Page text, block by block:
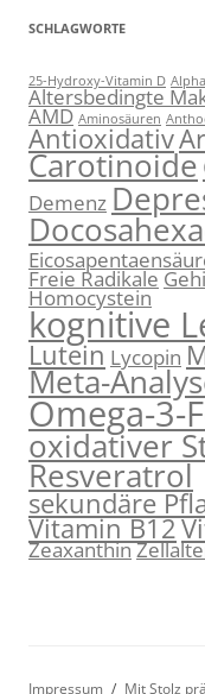
SCHLAGWORTE
25-Hydroxy-Vitamin D
Altersbedingte
AMD Aminosäuren
Antioxidativ
Carotinoide
Demenz
Freie Radikale
Homocystein
kognitive
Lutein Lycopin
Meta-
Omega-3-
oxidativer
Resveratrol
sekundäre
Vitamin B12
Zeaxanthin
Impressum Mit Stolz